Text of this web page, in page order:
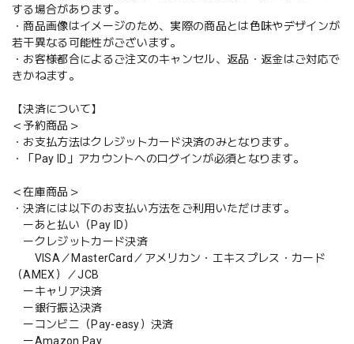
する場合があります。
・商品画像はイメージのため、実際の商品とは色味やデザインが
若干異なる可能性がございます。
・お客様都合によるご注文のキャンセル、返品・返金はご対応で
きかねます。
【決済について】
＜予約商品＞
・お支払方法はクレジットカード決済のみとなります。
・「Pay ID」アカウントへのログインが必須となります。
＜在庫商品＞
・決済には以下のお支払い方法をご利用いただけます。
ーあと払い（Pay ID）
ークレジットカード決済
VISA／MasterCard／アメリカン・エキスプレス・カード
（AMEX）／JCB
ーキャリア決済
ー銀行振込決済
ーコンビニ（Pay-easy）決済
ーAmazon Pay